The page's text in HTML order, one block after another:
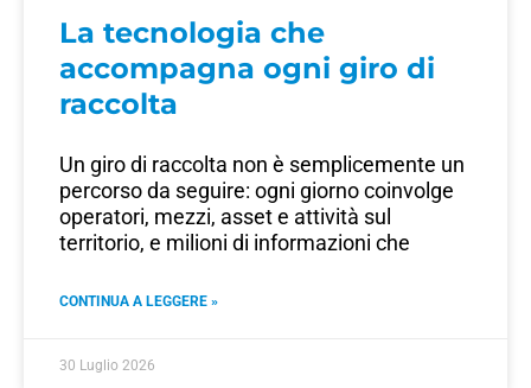
La tecnologia che
accompagna ogni giro di
raccolta
Un giro di raccolta non è semplicemente un
percorso da seguire: ogni giorno coinvolge
operatori, mezzi, asset e attività sul
territorio, e milioni di informazioni che
CONTINUA A LEGGERE »
30 Luglio 2026